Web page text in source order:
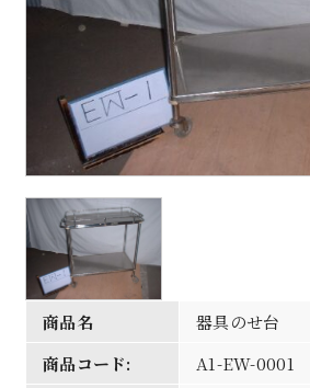
商品名
器具のせ台
商品コード:
A1-EW-0001